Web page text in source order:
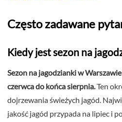
Często zadawane
Kiedy jest sezon na
Sezon na jagodzianki w
czerwca do końca sierpnia.Ten
dojrzewania świeżych jagód.
jakość jagód przypada na lipiec i